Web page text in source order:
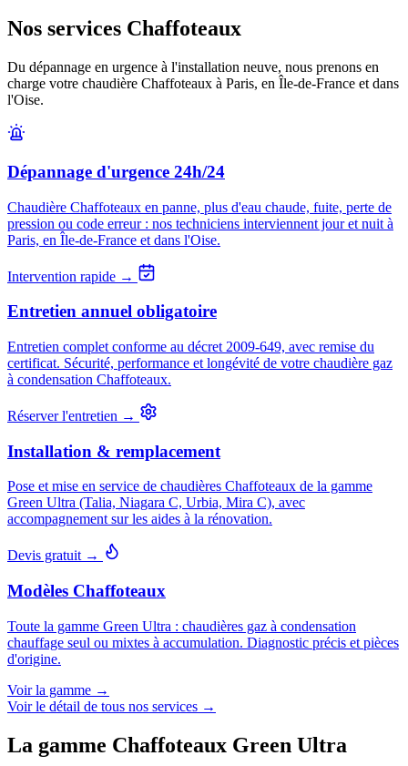
Nos services Chaffoteaux
Du dépannage en urgence à l'installation neuve, nous prenons en
charge votre chaudière Chaffoteaux à Paris, en Île-de-France et dans
l'Oise.
Dépannage d'urgence 24h/24
Chaudière Chaffoteaux en panne, plus d'eau chaude, fuite, perte de
pression ou code erreur : nos techniciens interviennent jour et nuit à
Paris, en Île-de-France et dans l'Oise.
Intervention rapide →
Entretien annuel obligatoire
Entretien complet conforme au décret 2009-649, avec remise du
certificat. Sécurité, performance et longévité de votre chaudière gaz
à condensation Chaffoteaux.
Réserver l'entretien →
Installation & remplacement
Pose et mise en service de chaudières Chaffoteaux de la gamme
Green Ultra (Talia, Niagara C, Urbia, Mira C), avec
accompagnement sur les aides à la rénovation.
Devis gratuit →
Modèles Chaffoteaux
Toute la gamme Green Ultra : chaudières gaz à condensation
chauffage seul ou mixtes à accumulation. Diagnostic précis et pièces
d'origine.
Voir la gamme →
Voir le détail de tous nos services →
La gamme Chaffoteaux Green Ultra